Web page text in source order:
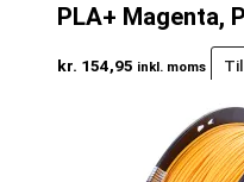
PLA+ Magenta,
kr. 154,95 inkl. moms